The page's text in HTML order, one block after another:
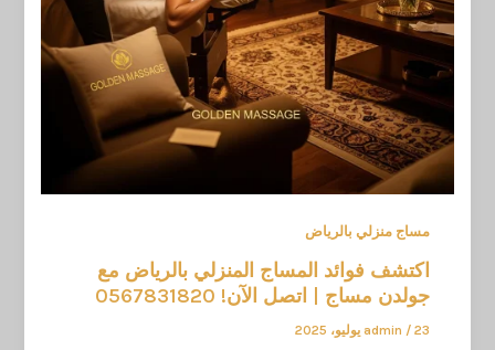
مساج منزلي بالرياض
اكتشف فوائد المساج المنزلي بالرياض مع
جولدن مساج | اتصل الآن! 0567831820
admin / 23 يوليو، 2025